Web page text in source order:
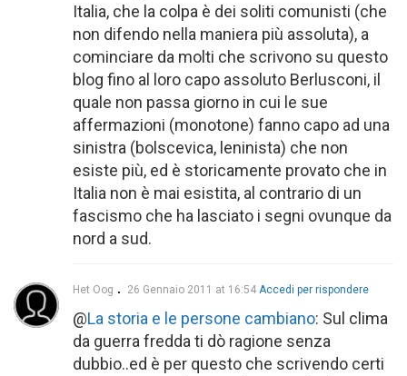
Italia, che la colpa è dei soliti comunisti (che
non difendo nella maniera più assoluta), a
cominciare da molti che scrivono su questo
blog fino al loro capo assoluto Berlusconi, il
quale non passa giorno in cui le sue
affermazioni (monotone) fanno capo ad una
sinistra (bolscevica, leninista) che non
esiste più, ed è storicamente provato che in
Italia non è mai esistita, al contrario di un
fascismo che ha lasciato i segni ovunque da
nord a sud.
Het Oog 26 Gennaio 2011 at 16:54 Accedi per rispondere
@La storia e le persone cambiano: Sul clima
da guerra fredda ti dò ragione senza
dubbio..ed è per questo che scrivendo certi